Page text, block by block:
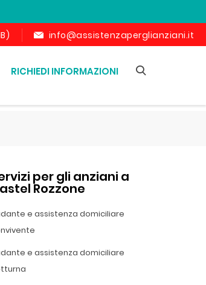
info@assistenzaperglianziani.it
RICHIEDI INFORMAZIONI
per gli anziani a
Rozzone
e assistenza domiciliare
e assistenza domiciliare